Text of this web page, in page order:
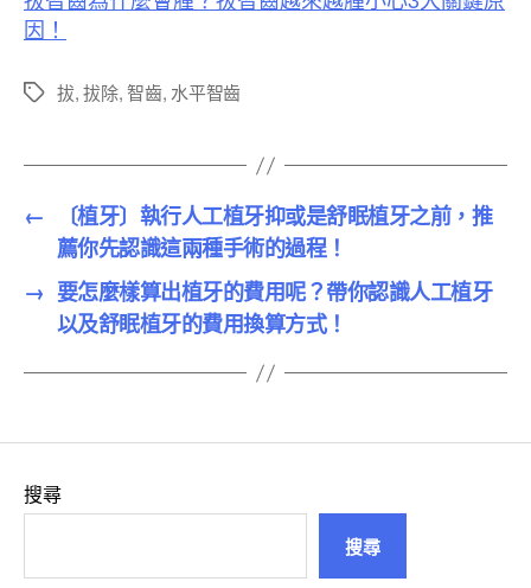
因！
標
拔,拔除,智齒, 水平智齒
←
〔植牙〕執行人工植牙抑或是舒眠植牙之前，推
薦你先認識這兩種手術的過程！
→ 要怎麼樣算出植牙的費用呢？帶你認識人工植牙
以及舒眠植牙的費用換算方式！
搜尋
搜尋